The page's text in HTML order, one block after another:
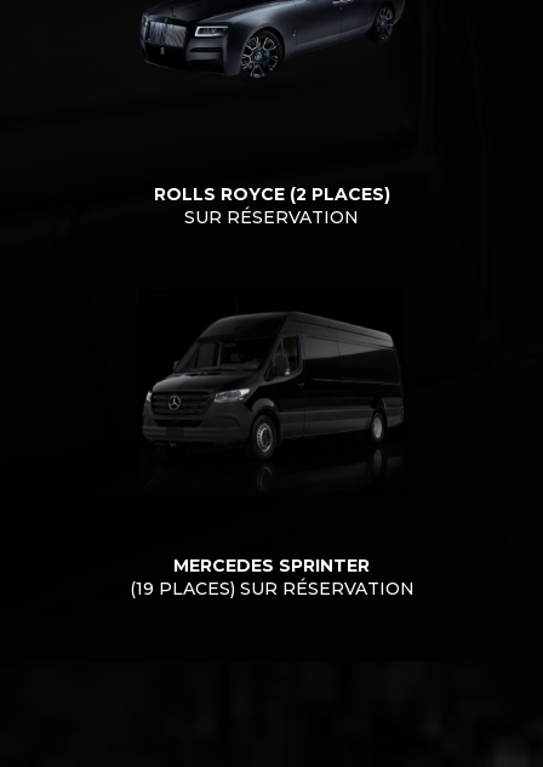
ROLLS ROYCE (2 PLACES)
SUR RÉSERVATION
MERCEDES SPRINTER
(19 PLACES) SUR RÉSERVATION